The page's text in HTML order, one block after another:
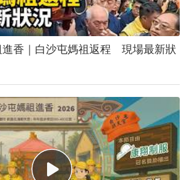
進香｜白沙屯媽祖返程 現場最新狀